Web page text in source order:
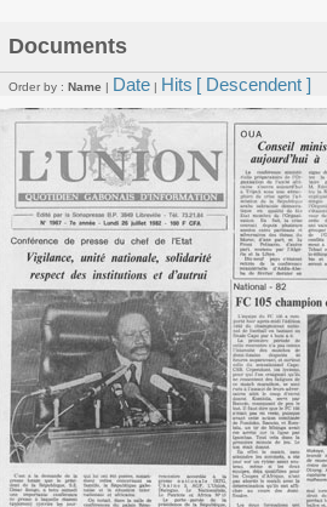
Documents
Order by : Name | Date | Hits [ Descendent ]